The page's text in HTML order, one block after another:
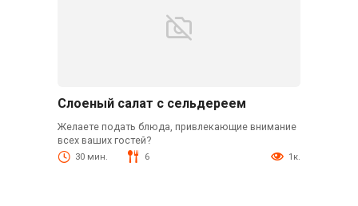
Слоеный салат с сельдереем
Желаете подать блюда, привлекающие внимание
всех ваших гостей?
30 мин. 6 1к.